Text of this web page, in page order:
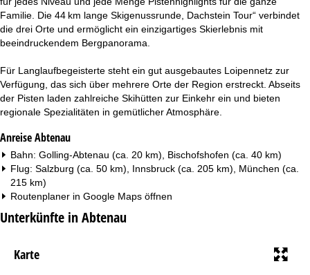
Familie. Die 44 km lange Skigenussrunde, Dachstein Tour“ verbindet
die drei Orte und ermöglicht ein einzigartiges Skierlebnis mit
beeindruckendem Bergpanorama.
Für Langlaufbegeisterte steht ein gut ausgebautes Loipennetz zur
Verfügung, das sich über mehrere Orte der Region erstreckt. Abseits
der Pisten laden zahlreiche Skihütten zur Einkehr ein und bieten
regionale Spezialitäten in gemütlicher Atmosphäre.
Anreise Abtenau
Bahn: Golling-Abtenau (ca. 20 km), Bischofshofen (ca. 40 km)
Flug: Salzburg (ca. 50 km), Innsbruck (ca. 205 km), München (ca.
215 km)
Routenplaner in Google Maps öffnen
Unterkünfte in Abtenau
Karte